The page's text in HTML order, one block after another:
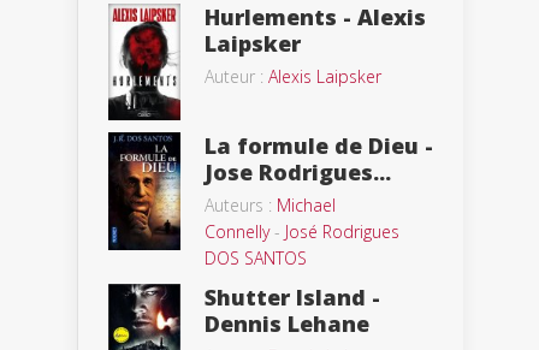
Hurlements - Alexis
Laipsker
Auteur : Alexis Laipsker
La formule de Dieu -
Jose Rodrigues...
Auteurs : Michael
Connelly- José Rodrigues
DOS SANTOS
Shutter Island -
Dennis Lehane